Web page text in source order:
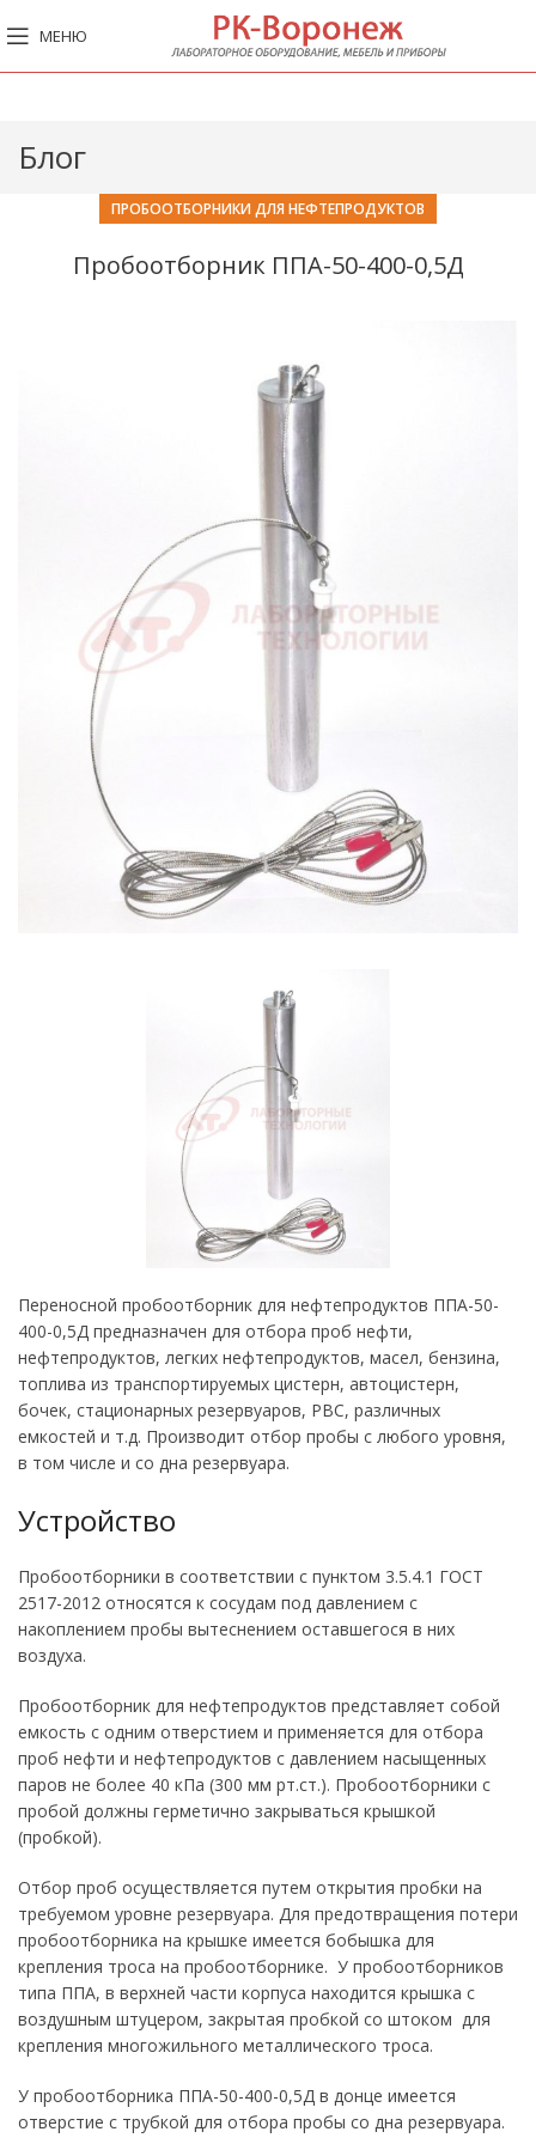
МЕНЮ
Блог
ПРОБООТБОРНИКИ ДЛЯ НЕФТЕПРОДУКТОВ
Пробоотборник ППА-50-400-0,5Д
Переносной пробоотборник для нефтепродуктов ППА-50-
400-0,5Д предназначен для отбора проб нефти,
нефтепродуктов, легких нефтепродуктов, масел, бензина,
топлива из транспортируемых цистерн, автоцистерн,
бочек, стационарных резервуаров, РВС, различных
емкостей и т.д. Производит отбор пробы с любого уровня,
в том числе и со дна резервуара.
Устройство
Пробоотборники в соответствии с пунктом 3.5.4.1 ГОСТ
2517-2012 относятся к сосудам под давлением с
накоплением пробы вытеснением оставшегося в них
воздуха.
Пробоотборник для нефтепродуктов представляет собой
емкость с одним отверстием и применяется для отбора
проб нефти и нефтепродуктов с давлением насыщенных
паров не более 40 кПа (300 мм рт.ст.). Пробоотборники с
пробой должны герметично закрываться крышкой
(пробкой).
Отбор проб осуществляется путем открытия пробки на
требуемом уровне резервуара. Для предотвращения потери
пробоотборника на крышке имеется бобышка для
крепления троса на пробоотборнике. У пробоотборников
типа ППА, в верхней части корпуса находится крышка с
воздушным штуцером, закрытая пробкой со штоком для
крепления многожильного металлического троса.
У пробоотборника ППА-50-400-0,5Д в донце имеется
отверстие с трубкой для отбора пробы со дна резервуара.